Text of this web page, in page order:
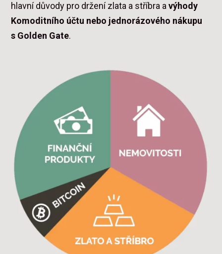
hlavní důvody pro držení zlata a stříbra avýhody
Komoditního účtu nebo jednorázového nákupu
s Golden Gate.